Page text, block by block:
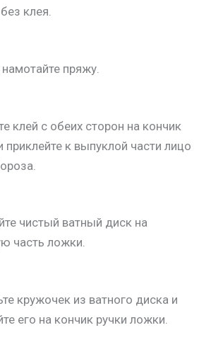
клея.
пряжу.
клей с обеих сторон на кончик
приклейте к выпуклой части лицо
чистый ватный диск на
часть ложки.
кружочек из ватного диска и
его на кончик ручки ложки.